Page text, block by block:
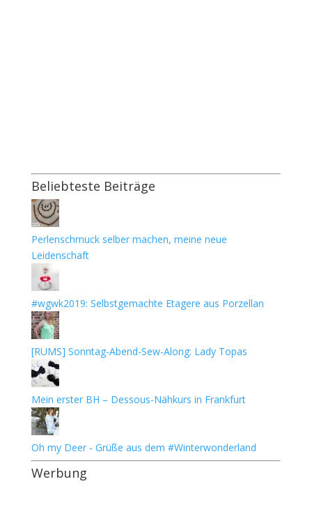
Beliebteste Beiträge
Perlenschmuck selber machen, meine neue
Leidenschaft
#wgwk2019: Selbstgemachte Etagere aus Porzellan
[RUMS] Sonntag-Abend-Sew-Along: Lady Topas
Mein erster BH – Dessous-Nähkurs in Frankfurt
Oh my Deer - Grüße aus dem #Winterwonderland
Werbung